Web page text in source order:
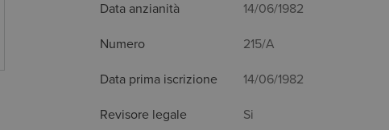
Data anzianità 14/06/1982
Numero 215/A
Data prima iscrizione 14/06/1982
Revisore legale Si